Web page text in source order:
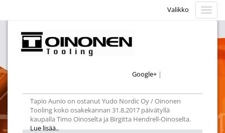
Google+ |
Tapio Aunio on ostanut Yudo Nordic Oy / Oinonen
Tooling koko osakekannan 31.8.2017 päivätyllä
kaupalla Timo Oinoselta ja Birgitta Hendrell-Oinoselta.
Lue lisää..
Valikko